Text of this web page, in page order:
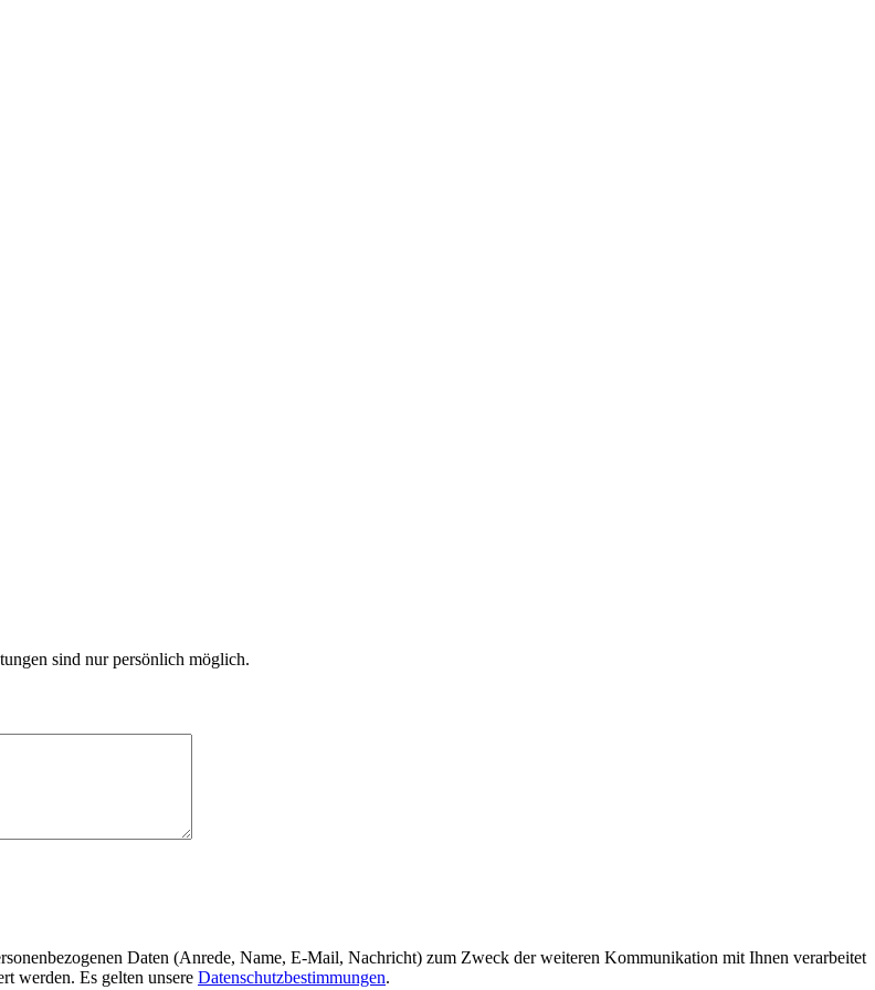
sind nur persönlich möglich.
Daten (Anrede, Name, E-Mail, Nachricht) zum Zweck der weiteren Kommunikation mit Ihnen verarbeitet
werden. Es gelten unsere Datenschutzbestimmungen.